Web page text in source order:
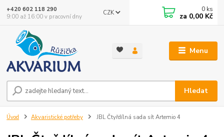
Menu
CZK
Hledat
+420 602 118 290
9:00 až 16:00 v pracovní dny
0 ks
za 0,00 Kč
Úvod Akvaristické potřeby JBL Čtyřdílná sada sít Artemio 4